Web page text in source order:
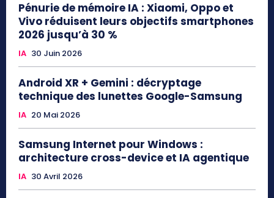
Pénurie de mémoire IA : Xiaomi, Oppo et
Vivo réduisent leurs objectifs smartphones
2026 jusqu’à 30 %
IA 30 Juin 2026
Android XR + Gemini : décryptage
technique des lunettes Google-Samsung
IA 20 Mai 2026
Samsung Internet pour Windows :
architecture cross-device et IA agentique
IA 30 Avril 2026